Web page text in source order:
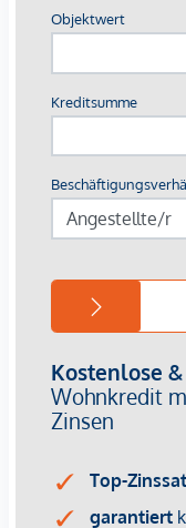
Krankenhaus <500m
Kinder & Schulen
Schule <250m
Universität <750m
Höhere Schule <750m
Nahversorgung
Bäckerei <250m
Einkaufszentrum
Sonstige
Geldautomat <500m
Bank <500m
Polizei <500m